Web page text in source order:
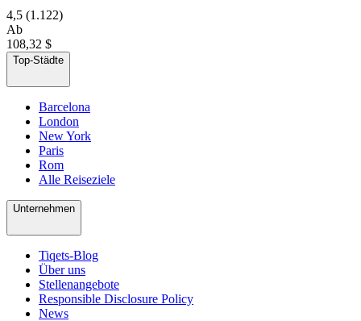
4,5 (1.122)
Ab
108,32 $
Top-Städte
Barcelona
London
New York
Paris
Rom
Alle Reiseziele
Unternehmen
Tiqets-Blog
Über uns
Stellenangebote
Responsible Disclosure Policy
News